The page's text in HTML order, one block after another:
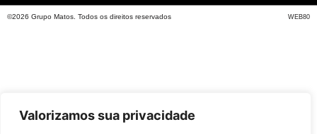
Valorizamos sua privacidade
©2026 Grupo Matos. Todos os direitos reservados WEB80